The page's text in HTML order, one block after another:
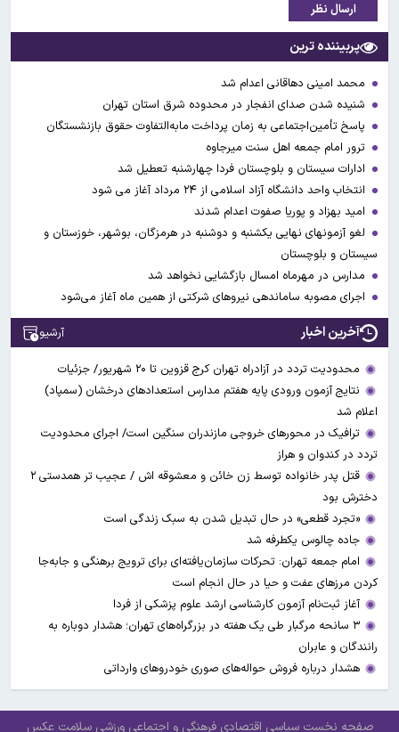
ارسال نظر
پربیننده ترین
محمد امینی دهاقانی اعدام شد
شنیده شدن صدای انفجار در محدوده شرق استان تهران
پاسخ تأمین‌اجتماعی به زمان پرداخت مابه‌التفاوت حقوق بازنشستگان
ترور امام جمعه اهل سنت میرجاوه
ادارات سیستان و بلوچستان فردا چهارشنبه تعطیل شد
انتخاب واحد دانشگاه آزاد اسلامی از ۲۴ مرداد آغاز می شود
امید بهزاد و پوریا صفوت اعدام شدند
لغو آزمونهای نهایی یکشنبه و دوشنبه در هرمزگان، بوشهر، خوزستان و
سیستان و بلوچستان
مدارس در مهرماه امسال بازگشایی نخواهد شد
اجرای مصوبه ساماندهی نیرو‌های شرکتی از همین ماه آغاز می‌شود
آخرین اخبار آرشیو
محدودیت تردد در آزادراه تهران کرج قزوین تا ۲۰ شهریور/ جزئیات
نتایج آزمون ورودی پایه هفتم مدارس استعدادهای درخشان (سمپاد)
اعلام شد
ترافیک در محورهای خروجی مازندران سنگین است/ اجرای محدودیت
تردد در کندوان و هراز
قتل پدر خانواده توسط زن خائن و معشوقه اش / عجیب تر همدستی ۲
دخترش بود
«تجرد قطعی» در حال تبدیل شدن به سبک زندگی است
جاده چالوس یکطرفه شد
امام جمعه تهران: تحرکات سازمان‌یافته‌ای برای ترویج برهنگی و جابه‌جا
کردن مرزهای عفت و حیا در حال انجام است
آغاز ثبت‌نام‌ آزمون کارشناسی ارشد علوم پزشکی از فردا
۳ سانحه مرگبار طی یک هفته در بزرگراه‌های تهران؛ هشدار دوباره به
رانندگان و عابران
هشدار درباره فروش حواله‌های صوری خودروهای وارداتی
صفحه نخست سیاسی اقتصادی فرهنگی و اجتماعی ورزشی سلامت عکس